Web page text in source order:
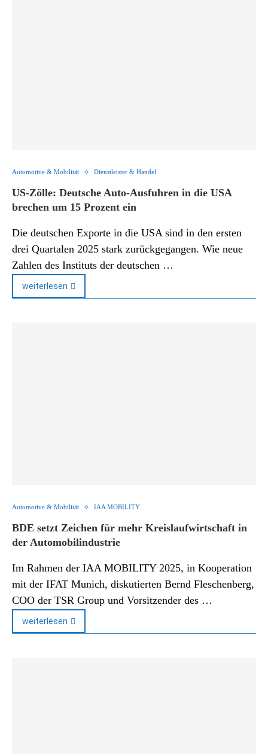
Automotive & Mobilität Dienstleister & Handel
US-Zölle: Deutsche Auto-Ausfuhren in die USA
brechen um 15 Prozent ein
Die deutschen Exporte in die USA sind in den ersten
drei Quartalen 2025 stark zurückgegangen. Wie neue
Zahlen des Instituts der deutschen …
weiterlesen
Automotive & Mobilität IAA MOBILITY
BDE setzt Zeichen für mehr Kreislaufwirtschaft in
der Automobilindustrie
Im Rahmen der IAA MOBILITY 2025, in Kooperation
mit der IFAT Munich, diskutierten Bernd Fleschenberg,
COO der TSR Group und Vorsitzender des …
weiterlesen